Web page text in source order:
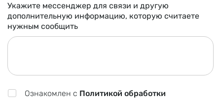
Укажите мессенджер для связи и другую
дополнительную информацию, которую считаете
нужным сообщить
Ознакомлен с Политикой обработки